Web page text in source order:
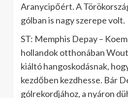
Aranycipőért. A
gólban is nagy szerepe volt.
ST: Memphis Depay –
hollandok otthonában
kiáltó hangoskodásnak,
kezdőben kezdhesse. Bár
gólrekordjához, a nyáron